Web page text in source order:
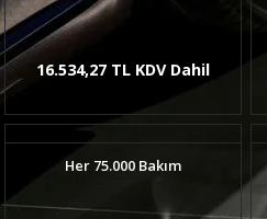
16.534,27 TL KDV Dahil
Her 75.000 Bakım